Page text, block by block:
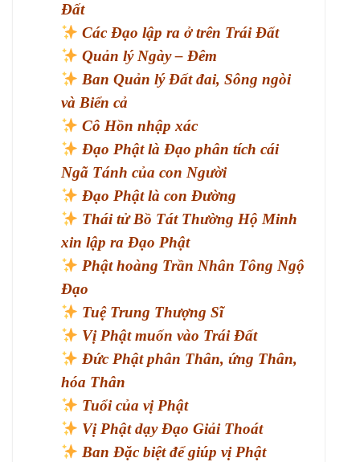
Đất
Các Đạo lập ra ở trên Trái Đất
Quản lý Ngày – Đêm
Ban Quản lý Đất đai, Sông ngòi
và Biển cả
Cô Hồn nhập xác
Đạo Phật là Đạo phân tích cái
Ngã Tánh của con Người
Đạo Phật là con Đường
Thái tử Bồ Tát Thường Hộ Minh
xin lập ra Đạo Phật
Phật hoàng Trần Nhân Tông Ngộ
Đạo
Tuệ Trung Thượng Sĩ
Vị Phật muốn vào Trái Đất
Đức Phật phân Thân, ứng Thân,
hóa Thân
Tuổi của vị Phật
Vị Phật dạy Đạo Giải Thoát
Ban Đặc biệt để giúp vị Phật